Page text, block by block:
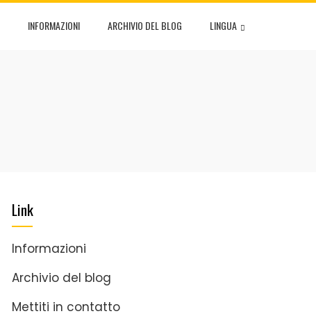
INFORMAZIONI ARCHIVIO DEL BLOG LINGUA
Link
Informazioni
Archivio del blog
Mettiti in contatto